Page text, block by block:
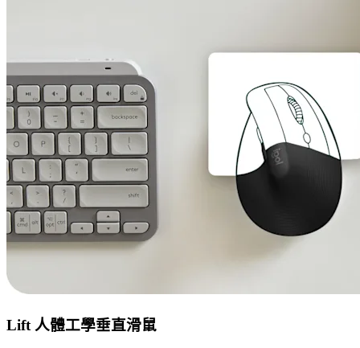
Lift 人體工學垂直滑鼠